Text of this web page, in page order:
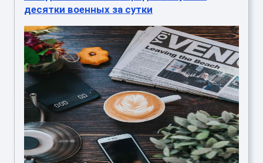
десятки военных за сутки